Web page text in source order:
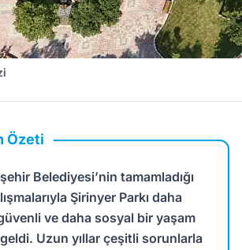
Özeti
Belediyesi’nin tamamladığı
Şirinyer Parkı daha
ve daha sosyal bir yaşam
Uzun yıllar çeşitli sorunlarla